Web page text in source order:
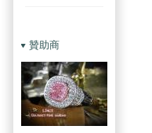
贊助商